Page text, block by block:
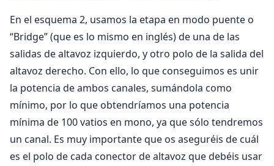
En el esquema 2, usamos la etapa en modo puente o
“Bridge” (que es lo mismo en inglés) de una de las
salidas de altavoz izquierdo, y otro polo de la salida del
altavoz derecho. Con ello, lo que conseguimos es unir
la potencia de ambos canales, sumándola como
mínimo, por lo que obtendríamos una potencia
mínima de 100 vatios en mono, ya que sólo tendremos
un canal. Es muy importante que os aseguréis de cuál
es el polo de cada conector de altavoz que debéis usar